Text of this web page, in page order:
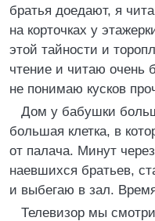
братья доедают, я
на корточках у
этой тайности и
чтение и читаю очень
не понимаю кусков
Дом у бабушки
большая клетка, в
от палача. Минут
наевшихся братьев,
и выбегаю в зал.
Телевизор мы